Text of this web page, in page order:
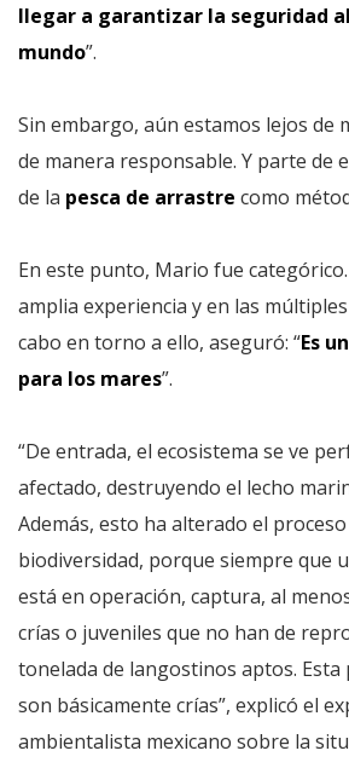
llegar a garantizar la seguridad
mundo”.
Sin embargo, aún estamos lejos de
de manera responsable. Y parte de
de la pesca de arrastre como
En este punto, Mario fue
amplia experiencia y en las
cabo en torno a ello, aseguró: “Es
para los mares”.
“De entrada, el ecosistema se ve
afectado, destruyendo el lecho
Además, esto ha alterado el
biodiversidad, porque siempre que
está en operación, captura, al
crías o juveniles que no han de
tonelada de langostinos aptos. Esta
son básicamente crías”, explicó el
ambientalista mexicano sobre la